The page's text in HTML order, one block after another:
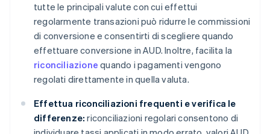
tutte le principali valute con cui effettui
regolarmente transazioni può ridurre le commissioni
di conversione e consentirti di scegliere quando
effettuare conversione in AUD. Inoltre, facilita la
riconciliazione quando i pagamenti vengono
regolati direttamente in quella valuta.
Effettua riconciliazioni frequenti e verifica le
differenze: riconciliazioni regolari consentono di